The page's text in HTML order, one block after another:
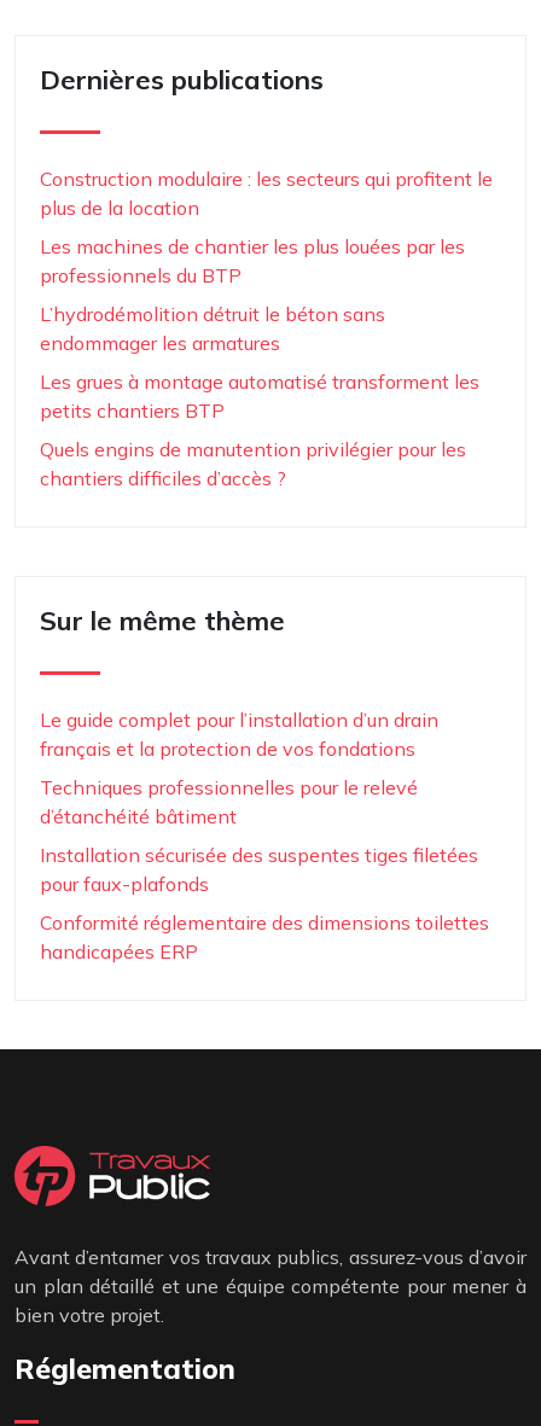
Dernières publications
Construction modulaire : les secteurs qui profitent le
plus de la location
Les machines de chantier les plus louées par les
professionnels du BTP
L’hydrodémolition détruit le béton sans
endommager les armatures
Les grues à montage automatisé transforment les
petits chantiers BTP
Quels engins de manutention privilégier pour les
chantiers difficiles d’accès ?
Sur le même thème
Le guide complet pour l’installation d’un drain
français et la protection de vos fondations
Techniques professionnelles pour le relevé
d’étanchéité bâtiment
Installation sécurisée des suspentes tiges filetées
pour faux-plafonds
Conformité réglementaire des dimensions toilettes
handicapées ERP
Avant d’entamer vos travaux publics, assurez-vous d’avoir
un plan détaillé et une équipe compétente pour mener à
bien votre projet.
Réglementation